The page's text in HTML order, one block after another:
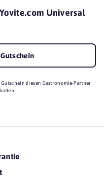
Universal
diesen Gastronomie-Partner